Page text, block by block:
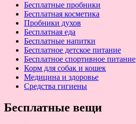
Бесплатные пробники
Бесплатная косметика
Пробники духов
Бесплатная еда
Бесплатные напитки
Бесплатное детское питание
Бесплатное спортивное питание
Корм для собак и кошек
Медицина и здоровье
Средства гигиены
Бесплатные вещи